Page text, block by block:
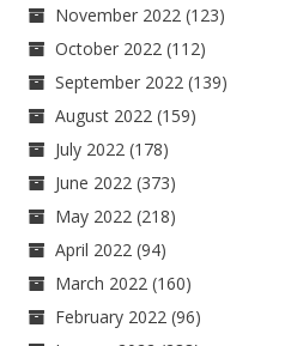
November 2022 (123)
October 2022 (112)
September 2022 (139)
August 2022 (159)
July 2022 (178)
June 2022 (373)
May 2022 (218)
April 2022 (94)
March 2022 (160)
February 2022 (96)